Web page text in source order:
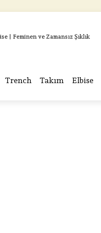
Trench Takım Elbise